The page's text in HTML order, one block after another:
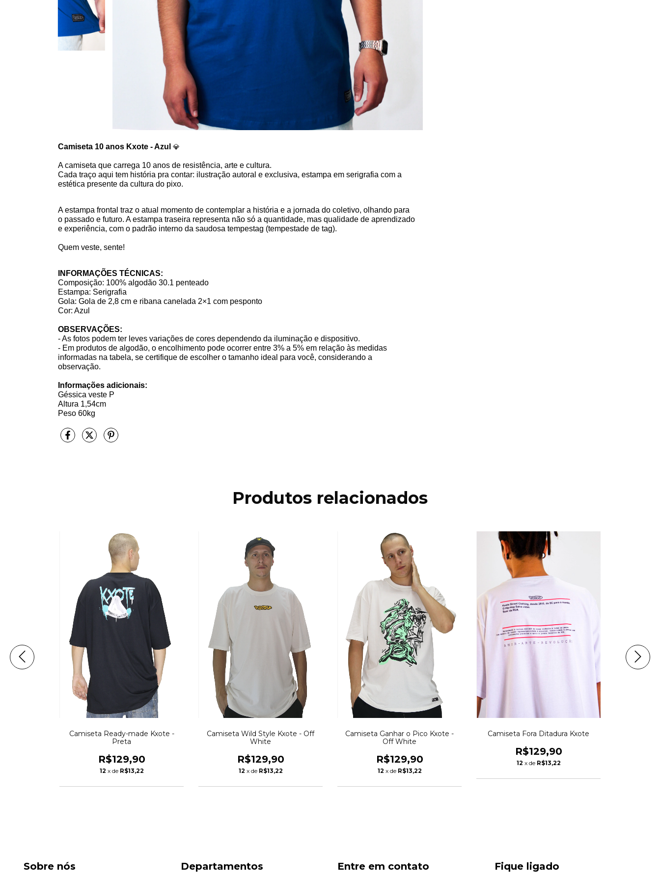
Camiseta 10 anos Kxote - Azul 💎
A camiseta que carrega 10 anos de resistência, arte e cultura.
Cada traço aqui tem história pra contar: ilustração autoral e exclusiva, estampa em serigrafia com a
estética presente da cultura do pixo.
A estampa frontal traz o atual momento de contemplar a história e a jornada do coletivo, olhando para
o passado e futuro. A estampa traseira representa não só a quantidade, mas qualidade de aprendizado
e experiência, com o padrão interno da saudosa tempestag (tempestade de tag).
Quem veste, sente!
INFORMAÇÕES TÉCNICAS:
Composição: 100% algodão 30.1 penteado
Estampa: Serigrafia
Gola: Gola de 2,8 cm e ribana canelada 2×1 com pesponto
Cor: Azul
OBSERVAÇÕES:
- As fotos podem ter leves variações de cores dependendo da iluminação e dispositivo.
- Em produtos de algodão, o encolhimento pode ocorrer entre 3% a 5% em relação às medidas
informadas na tabela, se certifique de escolher o tamanho ideal para você, considerando a
observação.
Informações adicionais:
Géssica veste P
Altura 1,54cm
Peso 60kg
Produtos relacionados
Camiseta Ready-made Kxote -
Preta
R$129,90
12 x de R$13,22
Camiseta Wild Style Kxote - Off
White
R$129,90
12 x de R$13,22
Camiseta Ganhar o Pico Kxote -
Off White
R$129,90
12 x de R$13,22
Camiseta Fora Ditadura Kxote
R$129,90
12 x de R$13,22
Sobre nós Departamentos Entre em contato Fique ligado